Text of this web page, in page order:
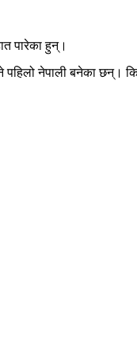
पारेका हुन्।
पहिलो नेपाली बनेका छन्।